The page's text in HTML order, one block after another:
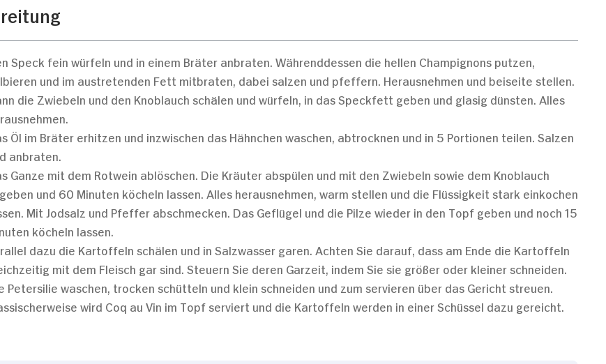
Speck fein würfeln und in einem Bräter anbraten. Währenddessen die hellen Champignons putzen,
und im austretenden Fett mitbraten, dabei salzen und pfeffern. Herausnehmen und beiseite stellen.
die Zwiebeln und den Knoblauch schälen und würfeln, in das Speckfett geben und glasig dünsten. Alles
Öl im Bräter erhitzen und inzwischen das Hähnchen waschen, abtrocknen und in 5 Portionen teilen. Salzen
anbraten.
Ganze mit dem Rotwein ablöschen. Die Kräuter abspülen und mit den Zwiebeln sowie dem Knoblauch
und 60 Minuten köcheln lassen. Alles herausnehmen, warm stellen und die Flüssigkeit stark einkochen
Mit Jodsalz und Pfeffer abschmecken. Das Geflügel und die Pilze wieder in den Topf geben und noch 15
köcheln lassen.
dazu die Kartoffeln schälen und in Salzwasser garen. Achten Sie darauf, dass am Ende die Kartoffeln
mit dem Fleisch gar sind. Steuern Sie deren Garzeit, indem Sie sie größer oder kleiner schneiden.
Petersilie waschen, trocken schütteln und klein schneiden und zum servieren über das Gericht streuen.
wird Coq au Vin im Topf serviert und die Kartoffeln werden in einer Schüssel dazu gereicht.